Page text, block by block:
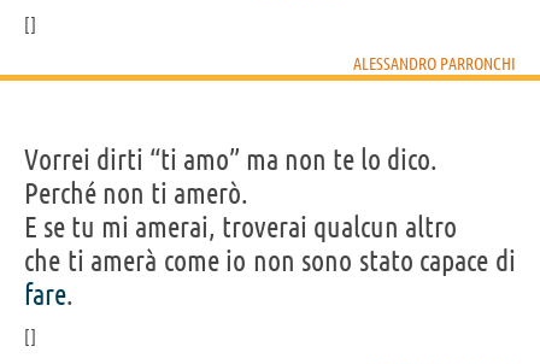
ALESSANDRO PARRONCHI
Vorrei dirti “ti amo” ma non te lo dico.
Perché non ti amerò.
E se tu mi amerai, troverai qualcun altro
che ti amerà come io non sono stato capace di
fare.